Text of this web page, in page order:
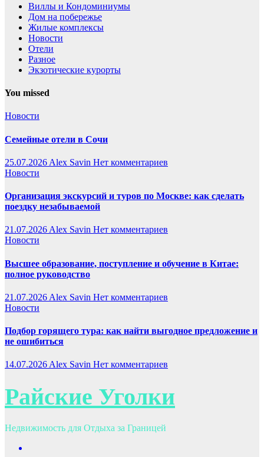
Виллы и Кондоминиумы
Дом на побережье
Жилые комплексы
Новости
Отели
Разное
Экзотические курорты
You missed
Новости
Семейные отели в Сочи
25.07.2026 Alex Savin Нет комментариев
Новости
Организация экскурсий и туров по Москве: как сделать
поездку незабываемой
21.07.2026 Alex Savin Нет комментариев
Новости
Высшее образование, поступление и обучение в Китае:
полное руководство
21.07.2026 Alex Savin Нет комментариев
Новости
Подбор горящего тура: как найти выгодное предложение и
не ошибиться
14.07.2026Alex Savin Нет комментариев
Райские Уголки
Недвижимость для Отдыха за Границей